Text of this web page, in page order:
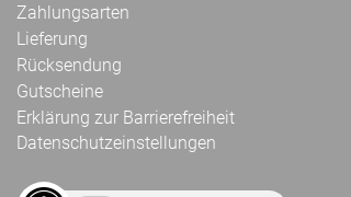
Zahlungsarten
Lieferung
Rücksendung
Gutscheine
Erklärung zur Barrierefreiheit
Datenschutzeinstellungen